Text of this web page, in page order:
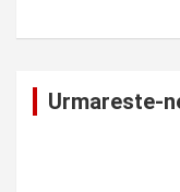
Urmareste-